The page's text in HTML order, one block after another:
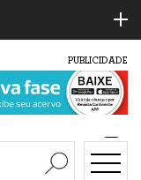
PUBLICIDADE